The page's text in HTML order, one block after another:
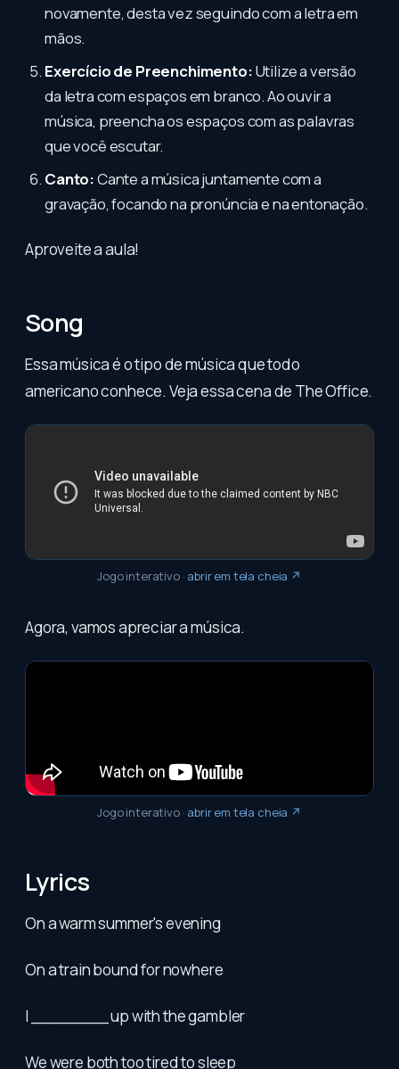
novamente, desta vez seguindo com a letra em
mãos.
Exercício de Preenchimento:Utilize a versão
da letra com espaços em branco. Ao ouvir a
música, preencha os espaços com as palavras
que você escutar.
Canto:Cante a música juntamente com a
gravação, focando na pronúncia e na entonação.
Aproveite a aula!
Song
Essa música é o tipo de música que todo
americano conhece. Veja essa cena de The Office.
Jogo interativo· abrir em tela cheia ↗
Agora, vamos apreciar a música.
Jogo interativo· abrir em tela cheia ↗
Lyrics
On a warm summer's evening
On a train bound for nowhere
I ________ up with the gambler
We were both too tired to sleep